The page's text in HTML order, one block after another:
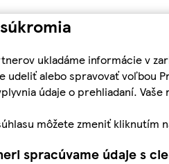
ukladáme informácie v
udeliť alebo spravovať voľbou
údaje o prehliadaní.
môžete zmeniť kliknutím
spracúvame údaje s